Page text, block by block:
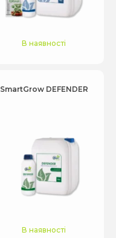
В наявності
SmartGrow DEFENDER
В наявності